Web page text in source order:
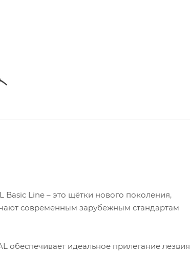
Basic Line – это щётки нового поколения,
современным зарубежным стандартам
обеспечивает идеальное прилегание лезвия